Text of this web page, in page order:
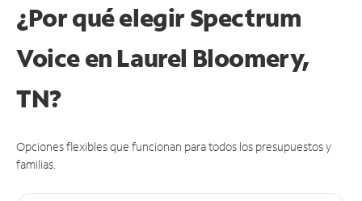
¿Por qué elegir Spectrum
Voice en Laurel Bloomery,
TN?
Opciones flexibles que funcionan para todos los presupuestos y
familias.